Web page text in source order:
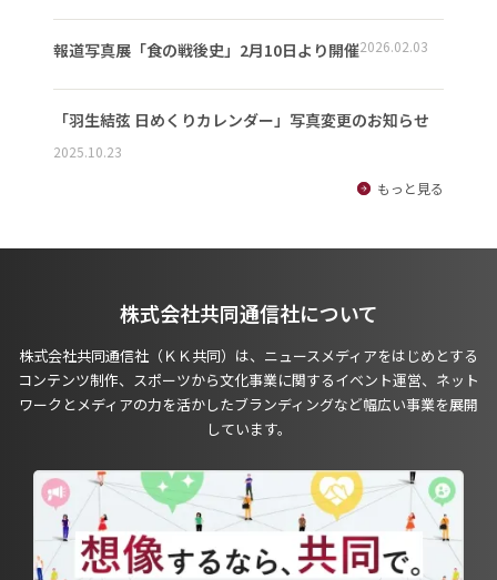
報道写真展「食の戦後史」2月10日より開催2026.02.03
「羽生結弦 日めくりカレンダー」写真変更のお知らせ
2025.10.23
もっと見る
株式会社共同通信社について
株式会社共同通信社（ＫＫ共同）は、ニュースメディアをはじめとする
コンテンツ制作、スポーツから文化事業に関するイベント運営、ネット
ワークとメディアの力を活かしたブランディングなど幅広い事業を展開
しています。